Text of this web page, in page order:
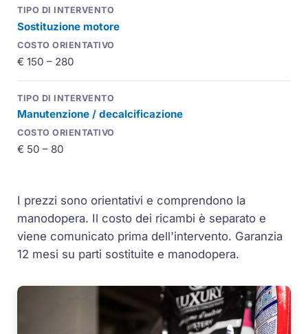
Sostituzione motore
€ 150 – 280
Manutenzione / decalcificazione
€ 50 – 80
I prezzi sono orientativi e comprendono la
manodopera. Il costo dei ricambi è separato e
viene comunicato prima dell'intervento. Garanzia
12 mesi su parti sostituite e manodopera.